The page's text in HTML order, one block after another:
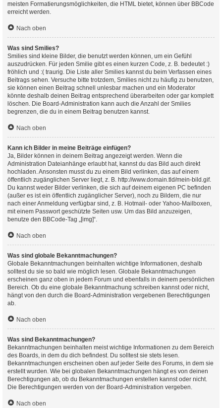
meisten Formatierungsmöglichkeiten, die HTML bietet, können über BBCode
erreicht werden.
Nach oben
Was sind Smilies?
Smilies sind kleine Bilder, die benutzt werden können, um ein Gefühl
auszudrücken. Für jeden Smilie gibt es einen kurzen Code, z. B. bedeutet :)
fröhlich und :( traurig. Die Liste aller Smilies kannst du beim Verfassen eines
Beitrags sehen. Versuche bitte trotzdem, Smilies nicht zu häufig zu benutzen,
sie können einen Beitrag schnell unlesbar machen und ein Moderator
könnte deshalb deinen Beitrag entsprechend überarbeiten oder gar komplett
löschen. Die Board-Administration kann auch die Anzahl der Smilies
begrenzen, die du in einem Beitrag benutzen kannst.
Nach oben
Kann ich Bilder in meine Beiträge einfügen?
Ja, Bilder können in deinem Beitrag angezeigt werden. Wenn die
Administration Dateianhänge erlaubt hat, kannst du das Bild auch direkt
hochladen. Ansonsten musst du zu einem Bild verlinken, das auf einem
öffentlich zugänglichen Server liegt, z. B. http://www.domain.tld/mein-bild.gif.
Du kannst weder Bilder verlinken, die sich auf deinem eigenen PC befinden
(außer es ist ein öffentlich zugänglicher Server), noch zu Bildern, die nur
nach einer Anmeldung verfügbar sind, z. B. Hotmail- oder Yahoo-Mailboxen,
mit einem Passwort geschützte Seiten usw. Um das Bild anzuzeigen,
benutze den BBCode-Tag „[img]“.
Nach oben
Was sind globale Bekanntmachungen?
Globale Bekanntmachungen beinhalten wichtige Informationen, deshalb
solltest du sie so bald wie möglich lesen. Globale Bekanntmachungen
erscheinen ganz oben in jedem Forum und ebenfalls in deinem persönlichen
Bereich. Ob du eine globale Bekanntmachung schreiben kannst oder nicht,
hängt von den durch die Board-Administration vergebenen Berechtigungen
ab.
Nach oben
Was sind Bekanntmachungen?
Bekanntmachungen beinhalten meist wichtige Informationen zu dem Bereich
des Boards, in dem du dich befindest. Du solltest sie stets lesen.
Bekanntmachungen erscheinen oben auf jeder Seite des Forums, in dem sie
erstellt wurden. Wie bei globalen Bekanntmachungen hängt es von deinen
Berechtigungen ab, ob du Bekanntmachungen erstellen kannst oder nicht.
Die Berechtigungen werden von der Board-Administration vergeben.
Nach oben